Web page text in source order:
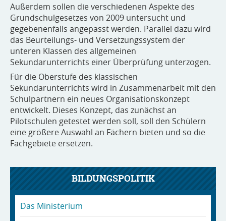
Außerdem sollen die verschiedenen Aspekte des
Grundschulgesetzes von 2009 untersucht und
gegebenenfalls angepasst werden. Parallel dazu wird
das Beurteilungs- und Versetzungssystem der
unteren Klassen des allgemeinen
Sekundarunterrichts einer Überprüfung unterzogen.
Für die Oberstufe des klassischen
Sekundarunterrichts wird in Zusammenarbeit mit den
Schulpartnern ein neues Organisationskonzept
entwickelt. Dieses Konzept, das zunächst an
Pilotschulen getestet werden soll, soll den Schülern
eine größere Auswahl an Fächern bieten und so die
Fachgebiete ersetzen.
BILDUNGSPOLITIK
Das Ministerium